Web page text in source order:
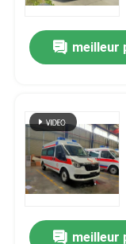
meilleur
meilleur